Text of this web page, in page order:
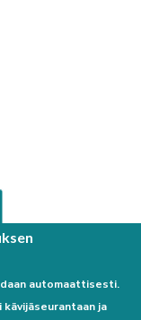
automaattisesti.
ja